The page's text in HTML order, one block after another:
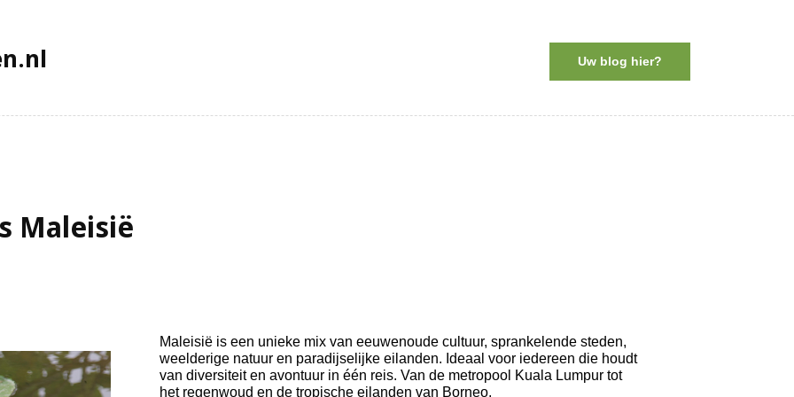
Uw blog hier?
Maleisië
Maleisië is een unieke mix van eeuwenoude cultuur, sprankelende steden,
weelderige natuur en paradijselijke eilanden. Ideaal voor iedereen die houdt
van diversiteit en avontuur in één reis. Van de metropool Kuala Lumpur tot
het regenwoud en de tropische eilanden van Borneo.